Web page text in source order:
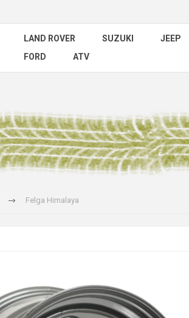
LAND ROVER SUZUKI JEEP
FORD
ATV
Felga Himalaya